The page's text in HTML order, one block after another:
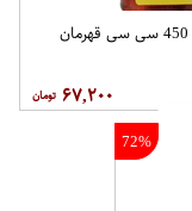
۶۷,۲۰۰
72%